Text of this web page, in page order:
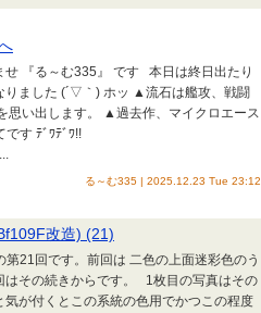
『る～む335』 です 本日は終日出たり
りました (´▽｀) ホッ ▲流石は艦攻、戦闘
い出します。 ▲過去作、マイクロエース
す ﾃﾞﾜﾃﾞﾜ!!
る～む335 | 2025.12.23 Tue 23:12
改造) (21)
21回です。前回は 二色の上面迷彩色のう
はその続きからです。 1枚目の写真はその
が付くとこの系統の色用でかつこの程度